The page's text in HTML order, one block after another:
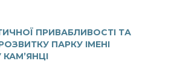
ПРИВАБЛИВОСТІ ТА
ПАРКУ ІМЕНІ